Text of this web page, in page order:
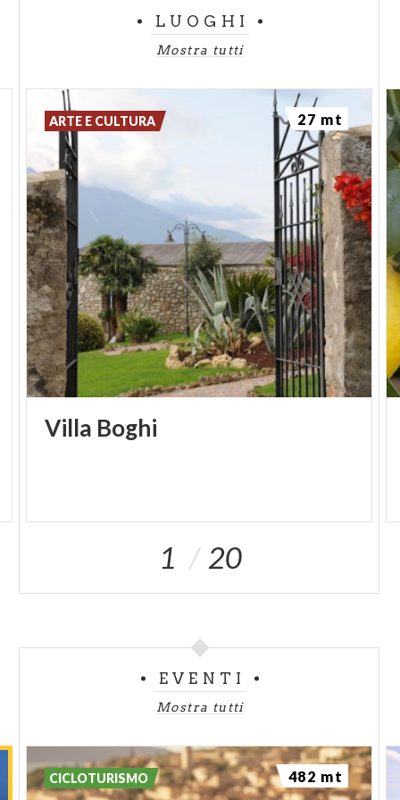
LUOGHI
Mostra tutti
Villa Boghi
ARTE E CULTURA 27 mt
1 20
EVENTI
Mostra tutti
CICLOTURISMO 482 mt